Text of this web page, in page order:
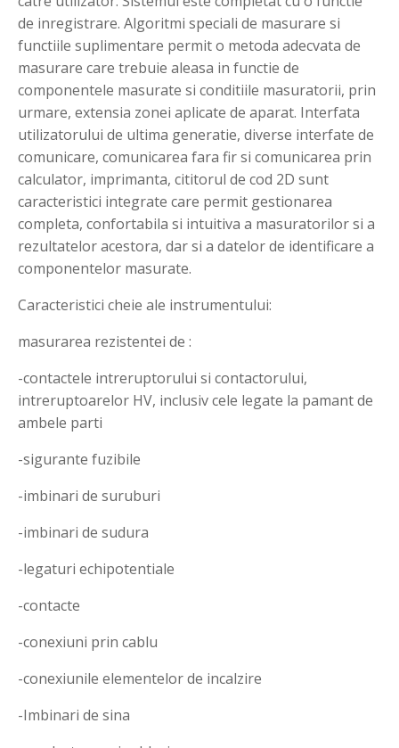
de inregistrare. Algoritmi speciali de masurare si
functiile suplimentare permit o metoda adecvata de
masurare care trebuie aleasa in functie de
componentele masurate si conditiile masuratorii, prin
urmare, extensia zonei aplicate de aparat. Interfata
utilizatorului de ultima generatie, diverse interfate de
comunicare, comunicarea fara fir si comunicarea prin
calculator, imprimanta, cititorul de cod 2D sunt
caracteristici integrate care permit gestionarea
completa, confortabila si intuitiva a masuratorilor si a
rezultatelor acestora, dar si a datelor de identificare a
componentelor masurate.
Caracteristici cheie ale instrumentului:
masurarea rezistentei de :
-contactele intreruptorului si contactorului,
intreruptoarelor HV, inclusiv cele legate la pamant de
ambele parti
-sigurante fuzibile
-imbinari de suruburi
-imbinari de sudura
-legaturi echipotentiale
-contacte
-conexiuni prin cablu
-conexiunile elementelor de incalzire
-Imbinari de sina